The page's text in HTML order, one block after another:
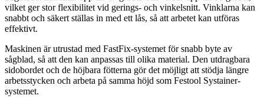
vilket ger stor flexibilitet vid gerings- och vinkelsnitt. Vinklarna kan
snabbt och säkert ställas in med ett lås, så att arbetet kan utföras
effektivt.
Maskinen är utrustad med FastFix-systemet för snabb byte av
sågblad, så att den kan anpassas till olika material. Den utdragbara
sidobordet och de höjbara fötterna gör det möjligt att stödja längre
arbetsstycken och arbeta på samma höjd som Festool Systainer-
systemet.